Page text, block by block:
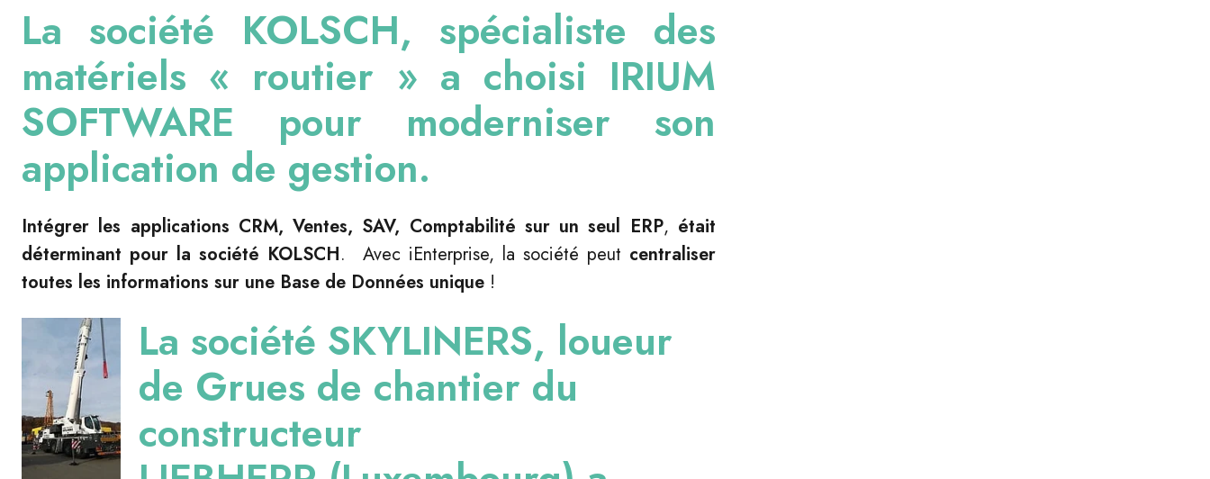
La société KOLSCH, spécialiste des
matériels « routier » a choisi IRIUM
SOFTWARE pour moderniser son
application de gestion.
Intégrer les applications CRM, Ventes, SAV, Comptabilité sur un seul ERP, était
déterminant pour la société KOLSCH. Avec iEnterprise, la société peut centraliser
toutes les informations sur une Base de Données unique !
La société SKYLINERS, loueur
de Grues de chantier du
constructeur